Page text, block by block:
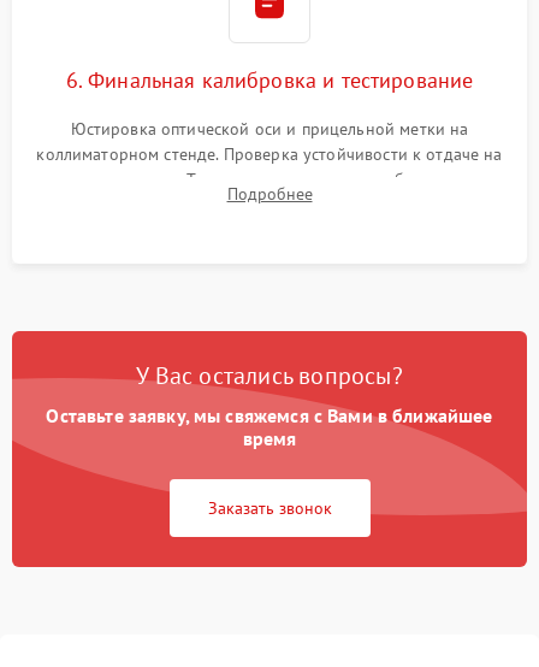
6. Финальная калибровка и тестирование
Юстировка оптической оси и прицельной метки на
коллиматорном стенде. Проверка устойчивости к отдаче на
ударном стенде. Тестирование качества изображения в
темноте, дальности обнаружения и корректной работы всех
Подробнее
У Вас остались вопросы?
Оставьте заявку, мы свяжемся с Вами в ближайшее
время
Заказать звонок